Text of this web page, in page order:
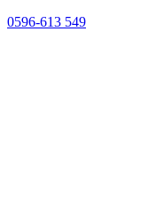
0596-613 549